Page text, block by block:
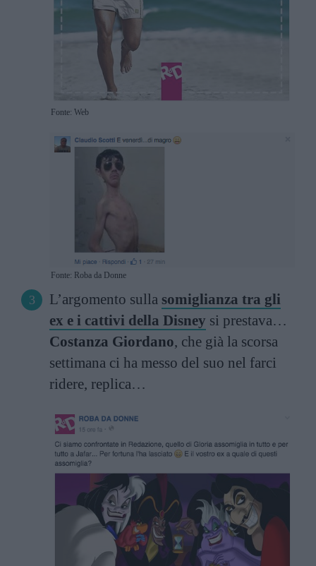
Fonte: Web
Fonte: Roba da Donne
L’argomento sulla somiglianza tra gli
ex e i cattivi della Disney si prestava…
Costanza Giordano, che già la scorsa
settimana ci ha messo del suo nel farci
ridere, replica…